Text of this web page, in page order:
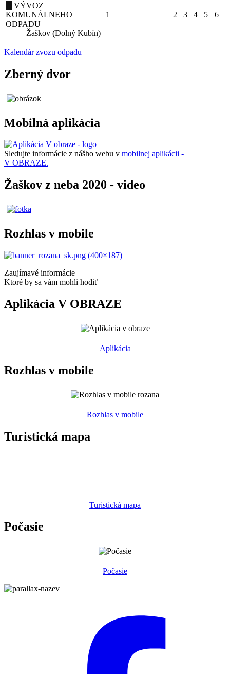
VÝVOZ
KOMUNÁLNEHO
ODPADU
Žaškov (Dolný Kubín)
1 2 3 4 5 6
Kalendár zvozu odpadu
Zberný dvor
Mobilná aplikácia
Sledujte informácie z nášho webu v mobilnej aplikácii -
V OBRAZE.
Žaškov z neba 2020 - video
Rozhlas v mobile
Zaujímavé informácie
Ktoré by sa vám mohli hodiť
Aplikácia V OBRAZE
Aplikácia
Rozhlas v mobile
Rozhlas v mobile
Turistická mapa
Turistická mapa
Počasie
Počasie